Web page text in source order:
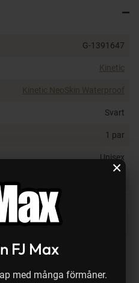
FJ Max
med många förmåner.
×
G-1391647
Kinetic
Kinetic NeoSkin Waterproof
Svart
1 par
Unisex